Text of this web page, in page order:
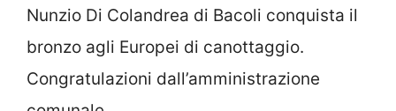
Nunzio Di Colandrea di Bacoli conquista il
bronzo agli Europei di canottaggio.
Congratulazioni dall’amministrazione